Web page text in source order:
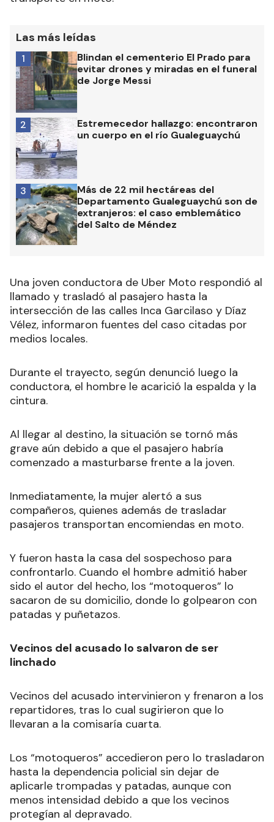
Las más leídas
Blindan el cementerio El Prado para
evitar drones y miradas en el funeral
de Jorge Messi
1
Estremecedor hallazgo: encontraron
un cuerpo en el río Gualeguaychú
2
Más de 22 mil hectáreas del
Departamento Gualeguaychú son de
extranjeros: el caso emblemático
del Salto de Méndez
3
Una joven conductora de Uber Moto respondió al
llamado y trasladó al pasajero hasta la
intersección de las calles Inca Garcilaso y Díaz
Vélez, informaron fuentes del caso citadas por
medios locales.
Durante el trayecto, según denunció luego la
conductora, el hombre le acarició la espalda y la
cintura.
Al llegar al destino, la situación se tornó más
grave aún debido a que el pasajero habría
comenzado a masturbarse frente a la joven.
Inmediatamente, la mujer alertó a sus
compañeros, quienes además de trasladar
pasajeros transportan encomiendas en moto.
Y fueron hasta la casa del sospechoso para
confrontarlo. Cuando el hombre admitió haber
sido el autor del hecho, los “motoqueros” lo
sacaron de su domicilio, donde lo golpearon con
patadas y puñetazos.
Vecinos del acusado lo salvaron de ser
linchado
Vecinos del acusado intervinieron y frenaron a los
repartidores, tras lo cual sugirieron que lo
llevaran a la comisaría cuarta.
Los “motoqueros” accedieron pero lo trasladaron
hasta la dependencia policial sin dejar de
aplicarle trompadas y patadas, aunque con
menos intensidad debido a que los vecinos
protegían al depravado.